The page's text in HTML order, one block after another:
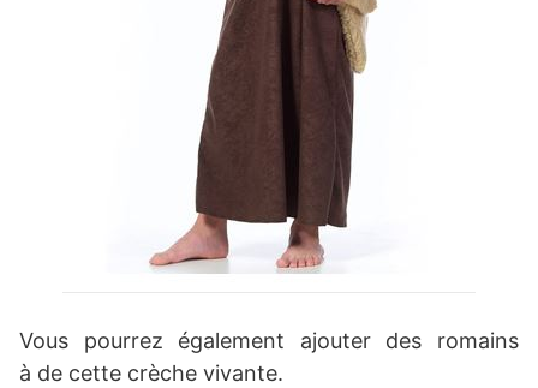
Vous pourrez également ajouter des romains
à de cette crèche vivante.